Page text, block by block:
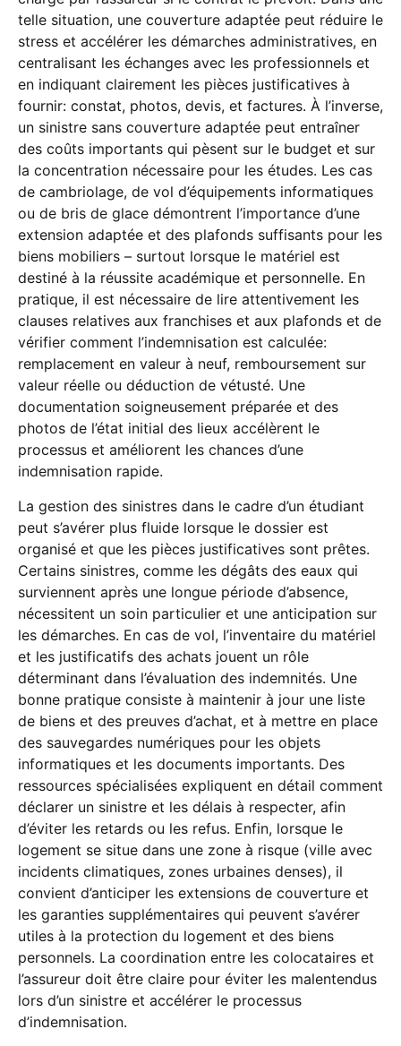
telle situation, une couverture adaptée peut réduire le
stress et accélérer les démarches administratives, en
centralisant les échanges avec les professionnels et
en indiquant clairement les pièces justificatives à
fournir: constat, photos, devis, et factures. À l’inverse,
un sinistre sans couverture adaptée peut entraîner
des coûts importants qui pèsent sur le budget et sur
la concentration nécessaire pour les études. Les cas
de cambriolage, de vol d’équipements informatiques
ou de bris de glace démontrent l’importance d’une
extension adaptée et des plafonds suffisants pour les
biens mobiliers – surtout lorsque le matériel est
destiné à la réussite académique et personnelle. En
pratique, il est nécessaire de lire attentivement les
clauses relatives aux franchises et aux plafonds et de
vérifier comment l’indemnisation est calculée:
remplacement en valeur à neuf, remboursement sur
valeur réelle ou déduction de vétusté. Une
documentation soigneusement préparée et des
photos de l’état initial des lieux accélèrent le
processus et améliorent les chances d’une
indemnisation rapide.
La gestion des sinistres dans le cadre d’un étudiant
peut s’avérer plus fluide lorsque le dossier est
organisé et que les pièces justificatives sont prêtes.
Certains sinistres, comme les dégâts des eaux qui
surviennent après une longue période d’absence,
nécessitent un soin particulier et une anticipation sur
les démarches. En cas de vol, l’inventaire du matériel
et les justificatifs des achats jouent un rôle
déterminant dans l’évaluation des indemnités. Une
bonne pratique consiste à maintenir à jour une liste
de biens et des preuves d’achat, et à mettre en place
des sauvegardes numériques pour les objets
informatiques et les documents importants. Des
ressources spécialisées expliquent en détail comment
déclarer un sinistre et les délais à respecter, afin
d’éviter les retards ou les refus. Enfin, lorsque le
logement se situe dans une zone à risque (ville avec
incidents climatiques, zones urbaines denses), il
convient d’anticiper les extensions de couverture et
les garanties supplémentaires qui peuvent s’avérer
utiles à la protection du logement et des biens
personnels. La coordination entre les colocataires et
l’assureur doit être claire pour éviter les malentendus
lors d’un sinistre et accélérer le processus
d’indemnisation.